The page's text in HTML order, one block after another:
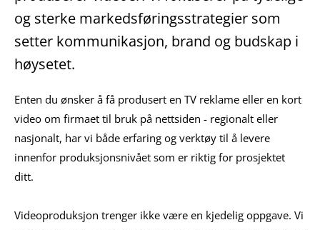
og sterke markedsføringsstrategier som
setter kommunikasjon, brand og budskap i
høysetet.
Enten du ønsker å få produsert en TV reklame eller en kort
video om firmaet til bruk på nettsiden - regionalt eller
nasjonalt, har vi både erfaring og verktøy til å levere
innenfor produksjonsnivået som er riktig for prosjektet
ditt.
Videoproduksjon trenger ikke være en kjedelig oppgave. Vi